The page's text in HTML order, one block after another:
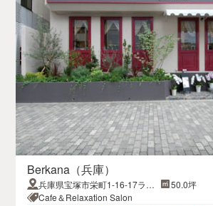
Berkana（兵庫）
兵庫県宝塚市栄町1-16-17ライ
ブリービル１F
50.0坪
Cafe＆Relaxation Salon